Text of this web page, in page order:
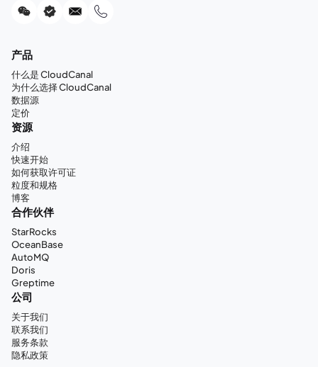
产品
什么是 CloudCanal
为什么选择 CloudCanal
数据源
定价
资源
介绍
快速开始
如何获取许可证
粒度和规格
博客
合作伙伴
StarRocks
OceanBase
AutoMQ
Doris
Greptime
公司
关于我们
联系我们
服务条款
隐私政策